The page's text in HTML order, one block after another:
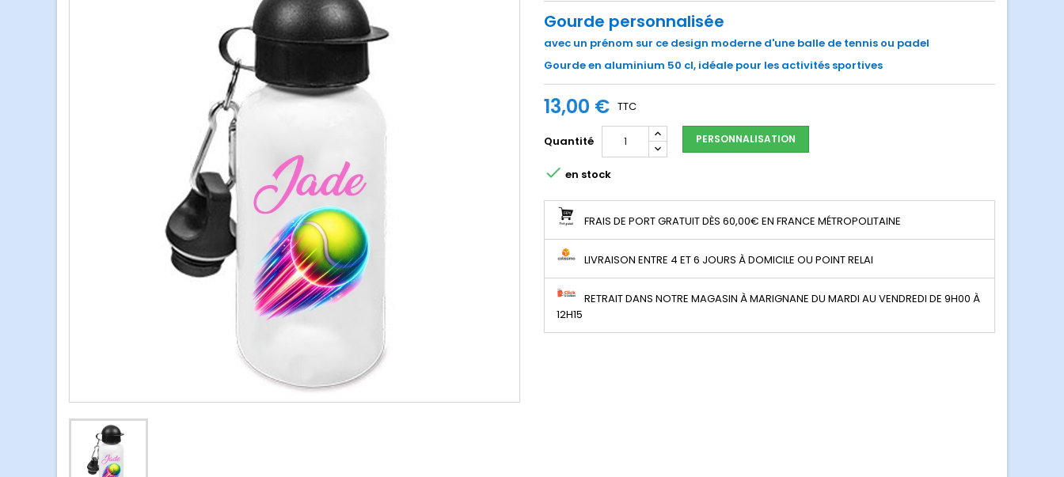
Gourde personnalisée
avec un prénom sur ce design moderne d'une balle de tennis ou padel
Gourde en aluminium 50 cl, idéale pour les activités sportives
13,00 € TTC
Quantité PERSONNALISATION
 en stock
FRAIS DE PORT GRATUIT DÈS 60,00€ EN FRANCE MÉTROPOLITAINE
LIVRAISON ENTRE 4 ET 6 JOURS À DOMICILE OU POINT RELAI
RETRAIT DANS NOTRE MAGASIN À MARIGNANE DU MARDI AU VENDREDI DE 9H00 À
12H15